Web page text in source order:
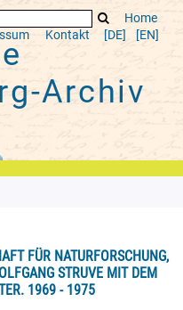
Home
Kontakt [DE] [EN]
Archiv
FÜR NATURFORSCHUNG,
STRUVE MIT DEM
1969 - 1975